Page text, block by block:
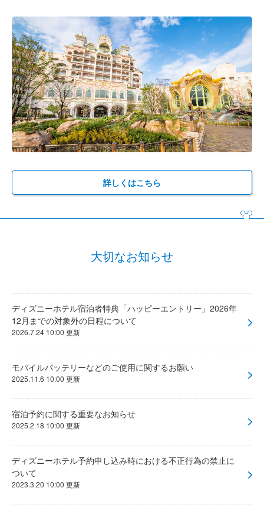
詳しくはこちら
大切なお知らせ
ディズニーホテル宿泊者特典「ハッピーエントリー」2026年
12月までの対象外の日程について
2026.7.24 10:00 更新
モバイルバッテリーなどのご使用に関するお願い
2025.11.6 10:00 更新
宿泊予約に関する重要なお知らせ
2025.2.18 10:00 更新
ディズニーホテル予約申し込み時における不正行為の禁止に
ついて
2023.3.20 10:00 更新